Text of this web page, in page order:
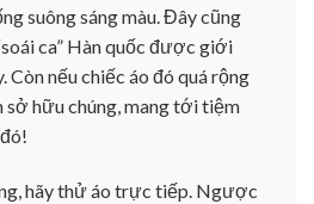
suông sáng màu. Đây cũng
ca” Hàn quốc được giới
Còn nếu chiếc áo đó quá rộng
sở hữu chúng, mang tới tiệm
hãy thử áo trực tiếp. Ngược